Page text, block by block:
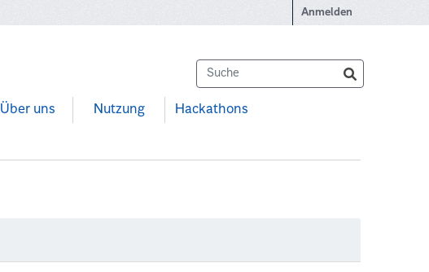
Anmelden
Über uns Nutzung Hackathons